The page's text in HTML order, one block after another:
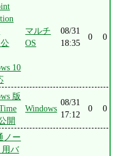
10
マルチ
OS
08/31
18:35
0 0
版
開
Windows
08/31
17:12
0 0
ノー
用バ